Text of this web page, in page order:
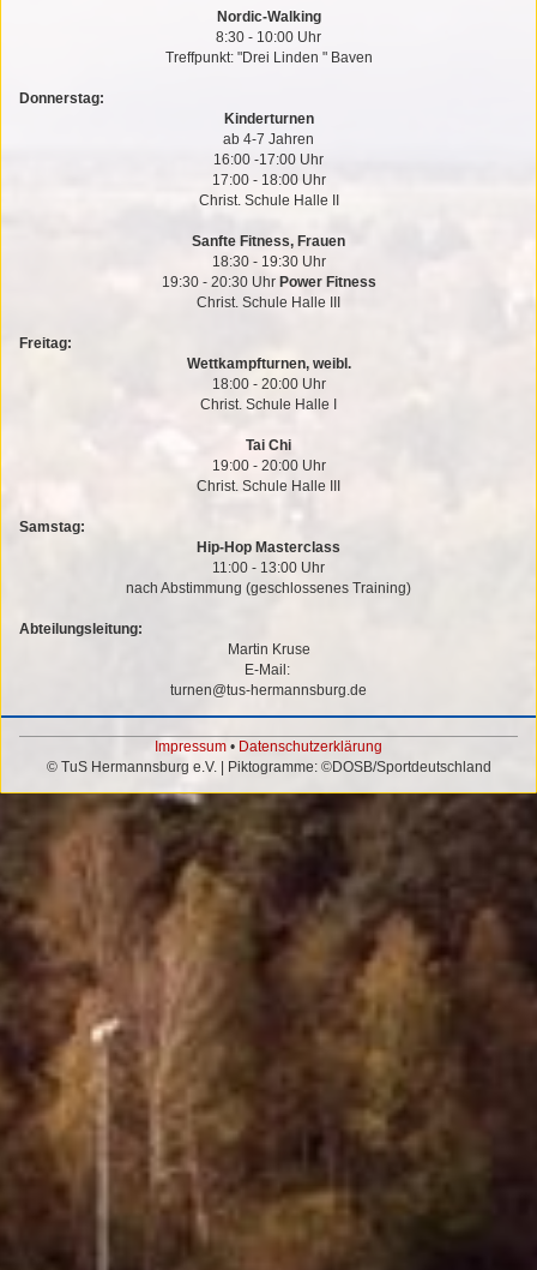
Nordic-Walking
8:30 - 10:00 Uhr
Treffpunkt: "Drei Linden " Baven
Donnerstag:
Kinderturnen
ab 4-7 Jahren
16:00 -17:00 Uhr
17:00 - 18:00 Uhr
Christ. Schule Halle II
Sanfte Fitness, Frauen
18:30 - 19:30 Uhr
19:30 - 20:30 Uhr Power Fitness
Christ. Schule Halle III
Freitag:
Wettkampfturnen, weibl.
18:00 - 20:00 Uhr
Christ. Schule Halle I
Tai Chi
19:00 - 20:00 Uhr
Christ. Schule Halle III
Samstag:
Hip-Hop Masterclass
11:00 - 13:00 Uhr
nach Abstimmung (geschlossenes Training)
Abteilungsleitung:
Martin Kruse
E-Mail:
turnen@tus-hermannsburg.de
Impressum • Datenschutzerklärung
© TuS Hermannsburg e.V. | Piktogramme: ©DOSB/Sportdeutschland